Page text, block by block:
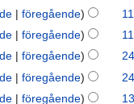
föregående
föregående
föregående
föregående
föregående